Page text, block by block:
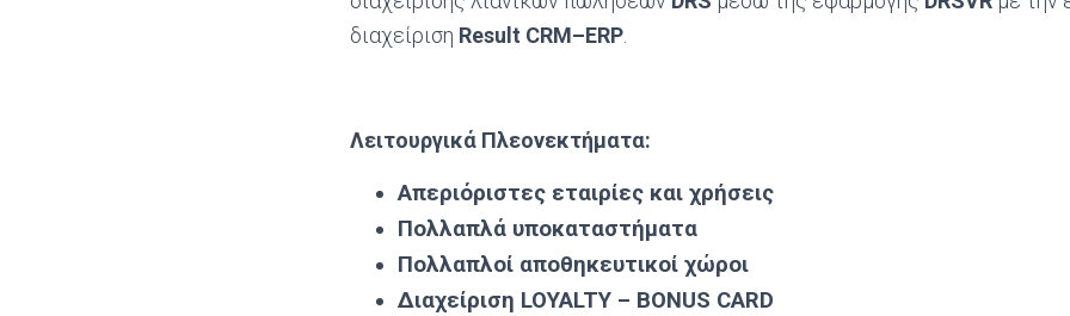
διαχείριση Result CRM–ERP
Λειτουργικά Πλεονεκτήματα:
Απεριόριστες εταιρίες και χρήσεις
Πολλαπλά υποκαταστήματα
Πολλαπλοί αποθηκευτικοί χώροι
Διαχείριση LOYALTY – BONUS CARD